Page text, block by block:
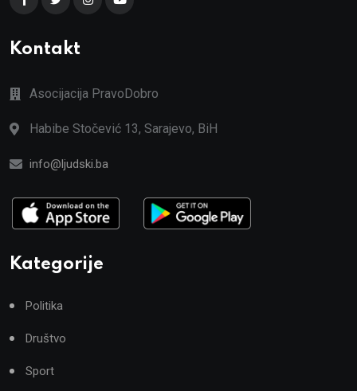
Kontakt
Asocijacija PravoDobro
Habibe Stočević 13, Sarajevo, BiH
info@ljudski.ba
Kategorije
Politika
Društvo
Sport